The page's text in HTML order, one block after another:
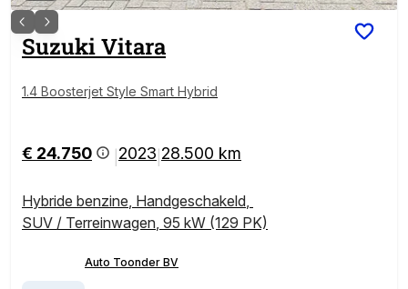
SuzukiVitara
1.4 Boosterjet Style Smart Hybrid
€ 24.750 2023 28.500 km
Hybride benzine, Handgeschakeld,
SUV / Terreinwagen, 95 kW (129 PK)
Auto Toonder BV